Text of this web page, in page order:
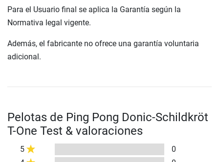
Para el Usuario final se aplica la Garantía según la
Normativa legal vigente.
Además, el fabricante no ofrece una garantía voluntaria
adicional.
Pelotas de Ping Pong Donic-Schildkröt
T-One Test & valoraciones
5
0